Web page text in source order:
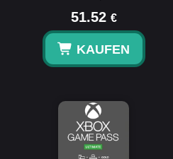
51.52 €
KAUFEN